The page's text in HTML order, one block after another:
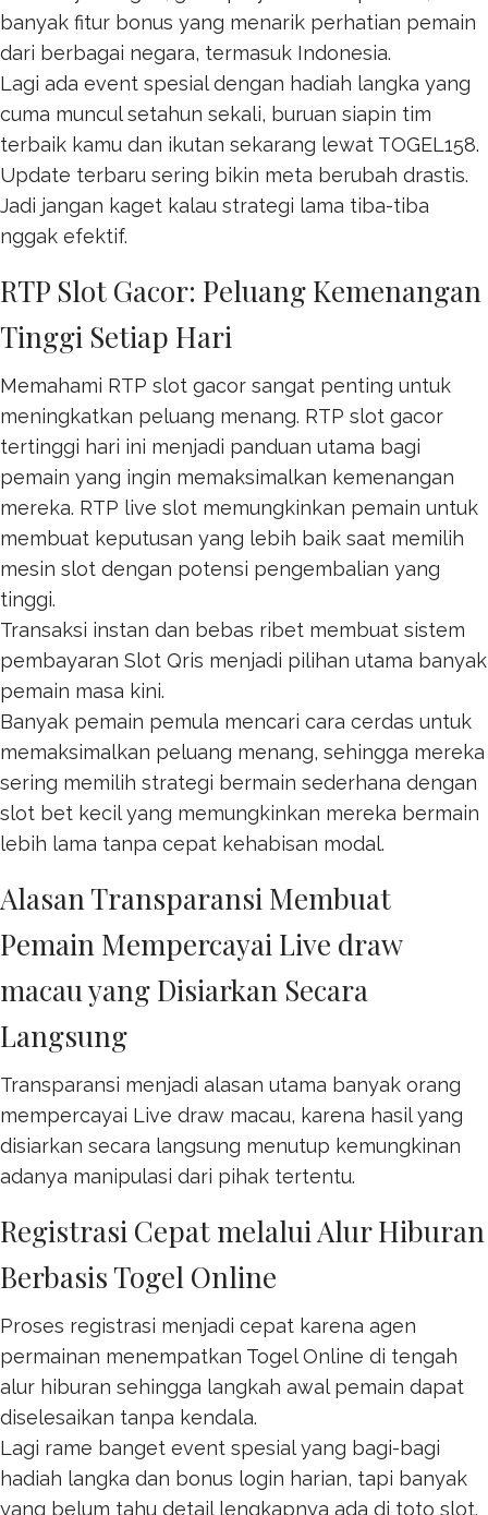
banyak fitur bonus yang menarik perhatian pemain
dari berbagai negara, termasuk Indonesia.
Lagi ada event spesial dengan hadiah langka yang
cuma muncul setahun sekali, buruan siapin tim
terbaik kamu dan ikutan sekarang lewat TOGEL158.
Update terbaru sering bikin meta berubah drastis.
Jadi jangan kaget kalau strategi lama tiba-tiba
nggak efektif.
RTP Slot Gacor: Peluang Kemenangan
Tinggi Setiap Hari
Memahami RTP slot gacor sangat penting untuk
meningkatkan peluang menang. RTP slot gacor
tertinggi hari ini menjadi panduan utama bagi
pemain yang ingin memaksimalkan kemenangan
mereka. RTP live slot memungkinkan pemain untuk
membuat keputusan yang lebih baik saat memilih
mesin slot dengan potensi pengembalian yang
tinggi.
Transaksi instan dan bebas ribet membuat sistem
pembayaran Slot Qris menjadi pilihan utama banyak
pemain masa kini.
Banyak pemain pemula mencari cara cerdas untuk
memaksimalkan peluang menang, sehingga mereka
sering memilih strategi bermain sederhana dengan
slot bet kecilyang memungkinkan mereka bermain
lebih lama tanpa cepat kehabisan modal.
Alasan Transparansi Membuat
Pemain Mempercayai Live draw
macau yang Disiarkan Secara
Langsung
Transparansi menjadi alasan utama banyak orang
mempercayai Live draw macau, karena hasil yang
disiarkan secara langsung menutup kemungkinan
adanya manipulasi dari pihak tertentu.
Registrasi Cepat melalui Alur Hiburan
Berbasis Togel Online
Proses registrasi menjadi cepat karena agen
permainan menempatkan Togel Online di tengah
alur hiburan sehingga langkah awal pemain dapat
diselesaikan tanpa kendala.
Lagi rame banget event spesial yang bagi-bagi
hadiah langka dan bonus login harian, tapi banyak
yang belum tahu detail lengkapnya ada di toto slot.